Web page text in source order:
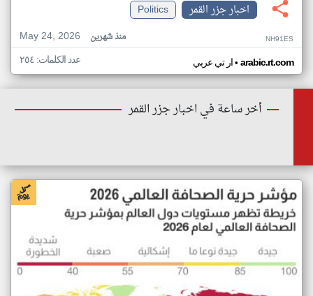
اخبار جزر القمر
Politics
May 24, 2026
منذ شهرين NH91ES
ار تي عربي• arabic.rt.com عدد الكلمات: ٢٥٤
أخر ساعة في اخبار جزر القمر